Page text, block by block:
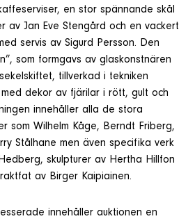
en stor spännande skål
av Jan Eve Stengård och en vackert
servis av Sigurd Persson. Den
som formgavs av glaskonstnären
tillverkad i tekniken
dekor av fjärilar i rött, gult och
innehåller alla de stora
som Wilhelm Kåge, Berndt Friberg,
Stålhane men även specifika verk
skulpturer av Hertha Hillfon
av Birger Kaipiainen.
innehåller auktionen en